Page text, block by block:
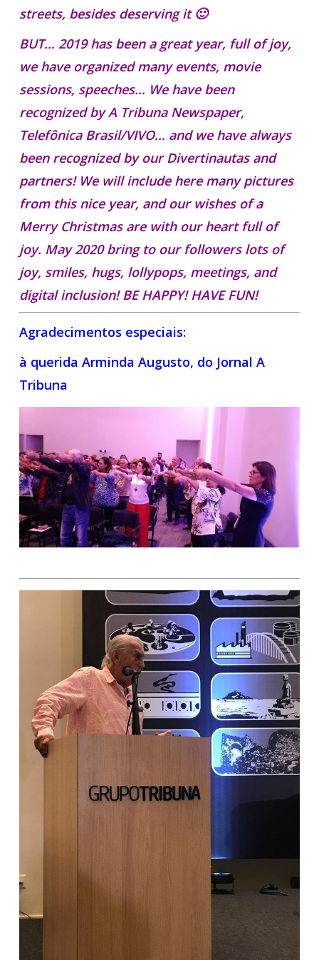
streets, besides deserving it 🙂
BUT… 2019 has been a great year, full of joy,
we have organized many events, movie
sessions, speeches… We have been
recognized by A Tribuna Newspaper,
Telefônica Brasil/VIVO… and we have always
been recognized by our Divertinautas and
partners! We will include here many pictures
from this nice year, and our wishes of a
Merry Christmas are with our heart full of
joy. May 2020 bring to our followers lots of
joy, smiles, hugs, lollypops, meetings, and
digital inclusion! BE HAPPY! HAVE FUN!
Agradecimentos especiais:
à querida Arminda Augusto, do Jornal A
Tribuna